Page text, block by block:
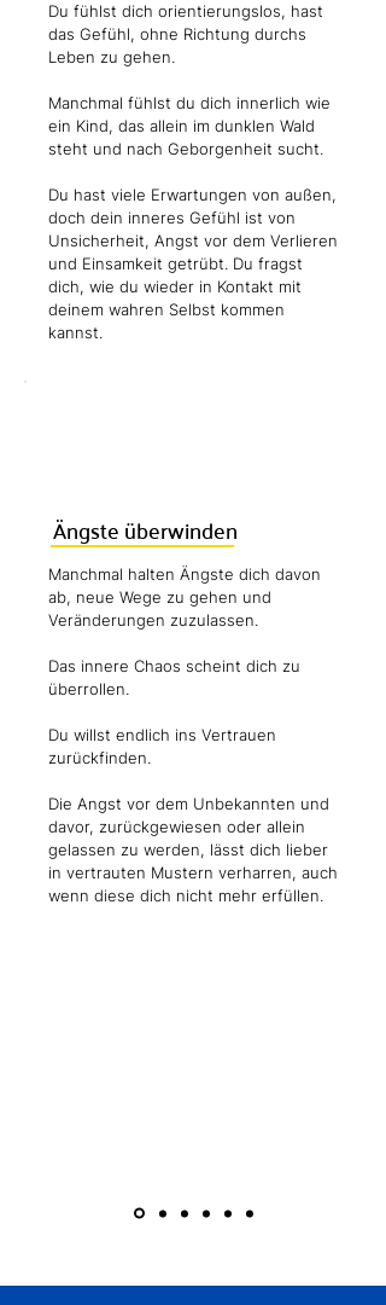
Du fühlst dich orientierungslos, hast
das Gefühl, ohne Richtung durchs
Leben zu gehen.
Manchmal fühlst du dich innerlich wie
ein Kind, das allein im dunklen Wald
steht und nach Geborgenheit sucht.
Du hast viele Erwartungen von außen,
doch dein inneres Gefühl ist von
Unsicherheit, Angst vor dem Verlieren
und Einsamkeit getrübt. Du fragst
dich, wie du wieder in Kontakt mit
deinem wahren Selbst kommen
kannst.
Ängste überwinden
Manchmal halten Ängste dich davon
ab, neue Wege zu gehen und
Veränderungen zuzulassen.
Das innere Chaos scheint dich zu
überrollen.
Du willst endlich ins Vertrauen
zurückfinden.
Die Angst vor dem Unbekannten und
davor, zurückgewiesen oder allein
gelassen zu werden, lässt dich lieber
in vertrauten Mustern verharren, auch
wenn diese dich nicht mehr erfüllen.